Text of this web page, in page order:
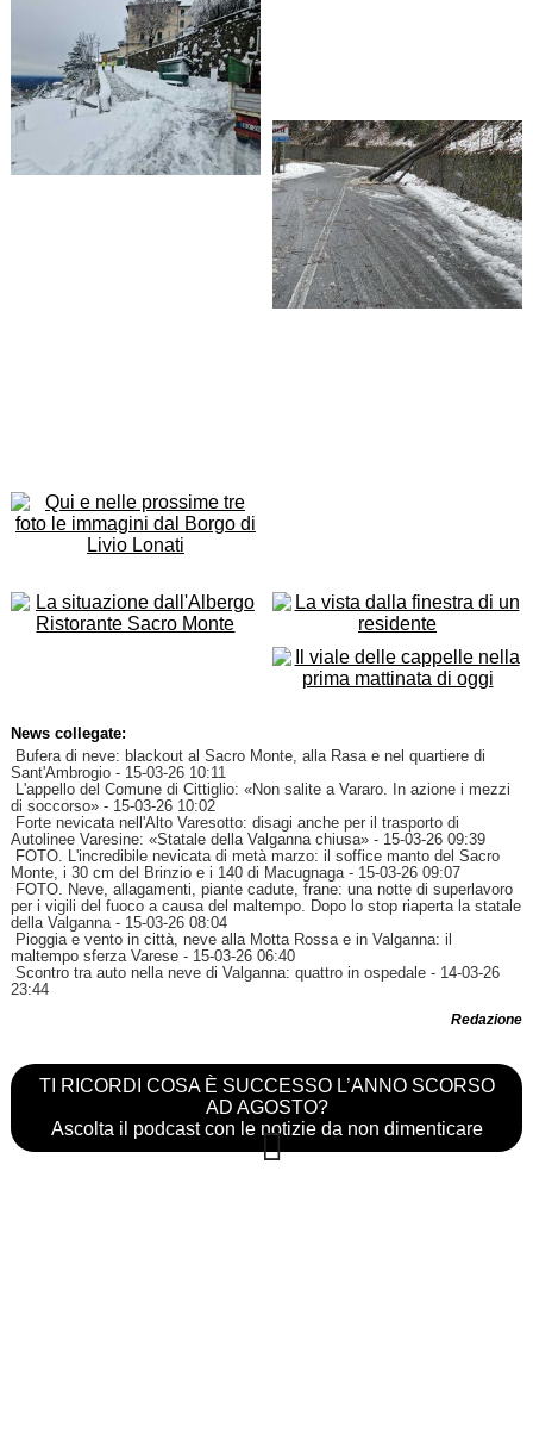
News collegate:
Bufera di neve: blackout al Sacro Monte, alla Rasa e nel quartiere di
Sant'Ambrogio- 15-03-26 10:11
L'appello del Comune di Cittiglio: «Non salite a Vararo. In azione i mezzi
di soccorso»- 15-03-26 10:02
Forte nevicata nell'Alto Varesotto: disagi anche per il trasporto di
Autolinee Varesine: «Statale della Valganna chiusa»- 15-03-26 09:39
FOTO. L'incredibile nevicata di metà marzo: il soffice manto del Sacro
Monte, i 30 cm del Brinzio e i 140 di Macugnaga- 15-03-26 09:07
FOTO. Neve, allagamenti, piante cadute, frane: una notte di superlavoro
per i vigili del fuoco a causa del maltempo. Dopo lo stop riaperta la statale
della Valganna- 15-03-26 08:04
Pioggia e vento in città, neve alla Motta Rossa e in Valganna: il
maltempo sferza Varese- 15-03-26 06:40
Scontro tra auto nella neve di Valganna: quattro in ospedale- 14-03-26
23:44
Redazione
TI RICORDI COSA È SUCCESSO L’ANNO SCORSO
AD AGOSTO?
Ascolta il podcast con le notizie da non dimenticare